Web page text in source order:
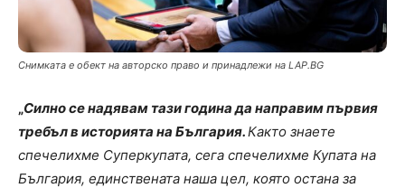
Снимката е обект на авторско право и принадлежи на LAP.BG
„Силно се надявам тази година да направим първия
требъл в историята на България.Както знаете
спечелихме Суперкупата, сега спечелихме Купата на
България, единствената наша цел, която остана за